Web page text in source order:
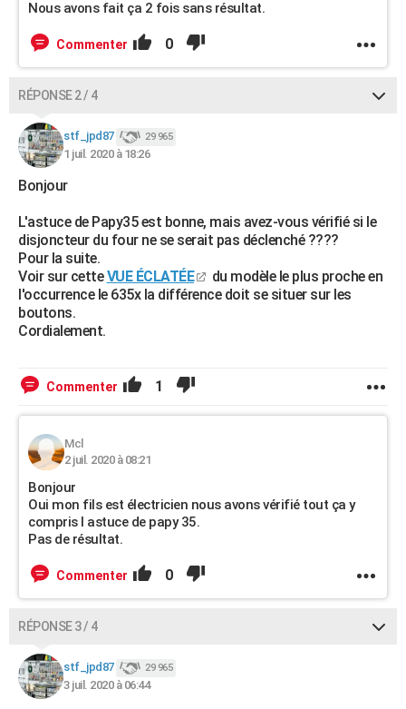
Nous avons fait ça 2 fois sans résultat.
Commenter 0
RÉPONSE 2 / 4
stf_jpd87 29 965
1 juil. 2020 à 18:26
Bonjour
L'astuce de Papy35 est bonne, mais avez-vous vérifié si le
disjoncteur du four ne se serait pas déclenché ????
Pour la suite.
Voir sur cetteVUE ÉCLATÉE
du modèle le plus proche en
l'occurrence le 635x la différence doit se situer sur les
boutons.
Cordialement.
Commenter 1
Mcl
2 juil. 2020 à 08:21
Bonjour
Oui mon fils est électricien nous avons vérifié tout ça y
compris l astuce de papy 35.
Pas de résultat.
Commenter 0
RÉPONSE 3 / 4
stf_jpd87 29 965
3 juil. 2020 à 06:44